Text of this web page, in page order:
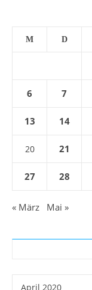
M D
6 7
13 14
20 21
27 28
« März Mai »
Archiv